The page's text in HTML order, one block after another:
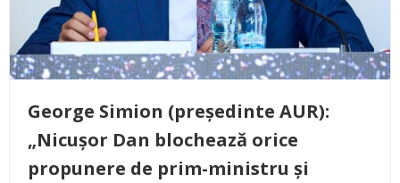
George Simion (președinte AUR):
„Nicușor Dan blochează orice
propunere de prim-ministru și